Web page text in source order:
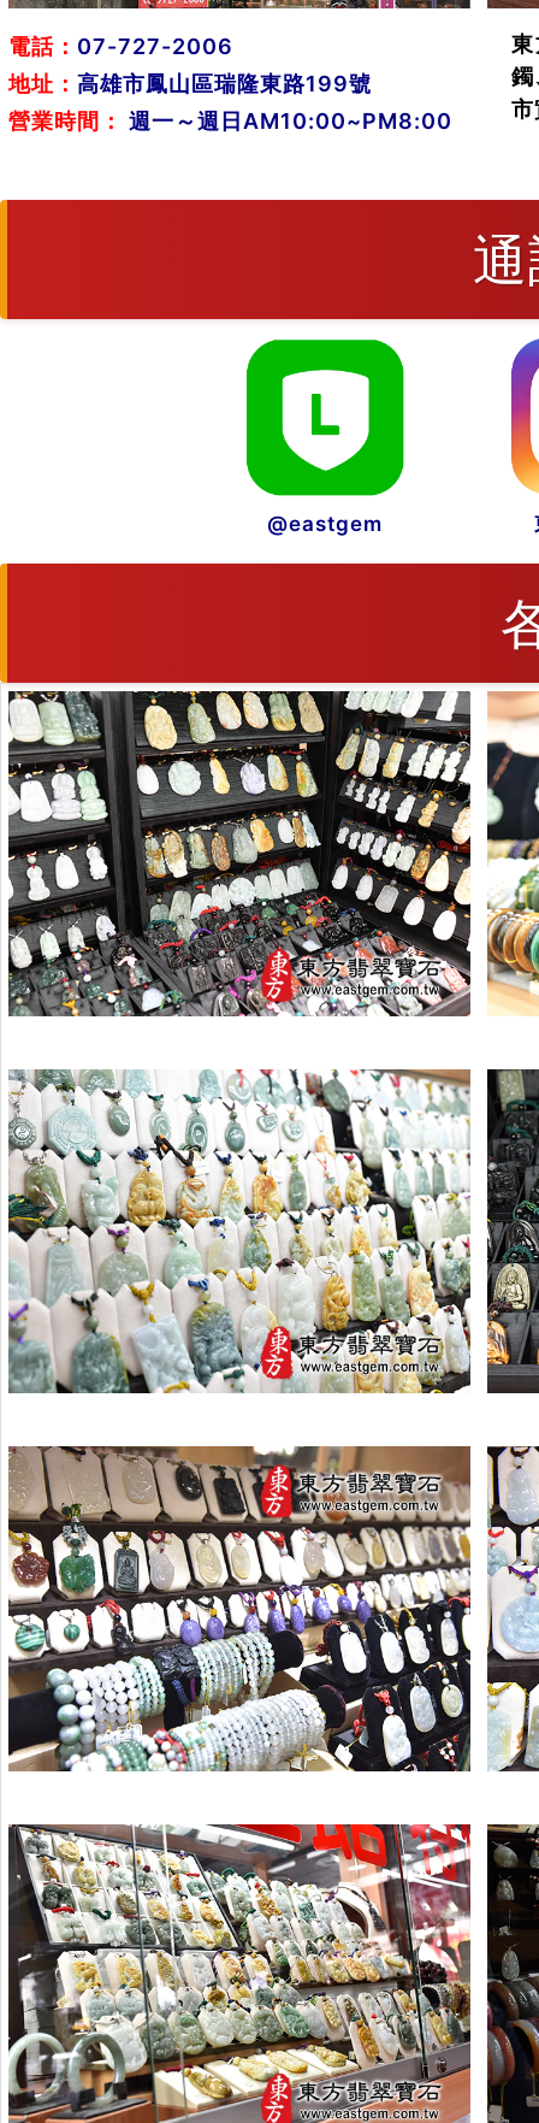
電話： 07-727-2006
地址： 高雄市鳳山區瑞隆東路199號
營業時間：
週一～週日AM10:00~PM8:00
鐲
市
@eastgem